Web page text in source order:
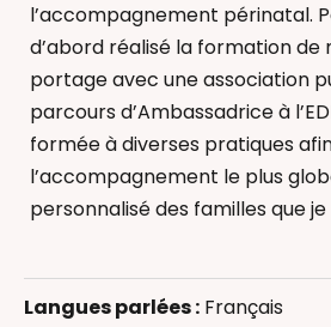
l’accompagnement périnatal.
d’abord réalisé la formation de
portage avec une association
parcours d’Ambassadrice à
formée à diverses pratiques
l’accompagnement le plus
personnalisé des familles que
Massage bébé
Langues parlées : Français